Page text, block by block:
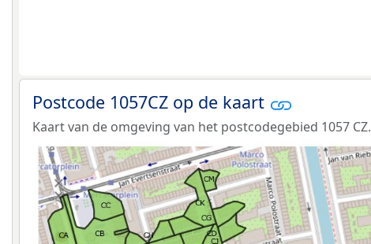
Postcode 1057CZ op de kaart
Kaart van de omgeving van het postcodegebied 1057 CZ.